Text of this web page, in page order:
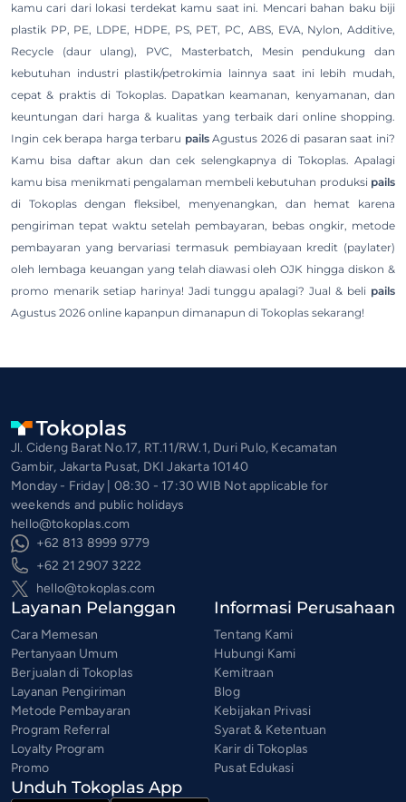
kamu cari dari lokasi terdekat kamu saat ini. Mencari bahan baku biji
plastik PP, PE, LDPE, HDPE, PS, PET, PC, ABS, EVA, Nylon, Additive,
Recycle (daur ulang), PVC, Masterbatch, Mesin pendukung dan
kebutuhan industri plastik/petrokimia lainnya saat ini lebih mudah,
cepat & praktis di Tokoplas. Dapatkan keamanan, kenyamanan, dan
keuntungan dari harga & kualitas yang terbaik dari online shopping.
Ingin cek berapa harga terbaru pailsAgustus 2026 di pasaran saat ini?
Kamu bisa daftar akun dan cek selengkapnya di Tokoplas. Apalagi
kamu bisa menikmati pengalaman membeli kebutuhan produksi pails
di Tokoplas dengan fleksibel, menyenangkan, dan hemat karena
pengiriman tepat waktu setelah pembayaran, bebas ongkir, metode
pembayaran yang bervariasi termasuk pembiayaan kredit (paylater)
oleh lembaga keuangan yang telah diawasi oleh OJK hingga diskon &
promo menarik setiap harinya! Jadi tunggu apalagi? Jual & beli pails
Agustus 2026 online kapanpun dimanapun di Tokoplas sekarang!
Jl. Cideng Barat No.17, RT.11/RW.1, Duri Pulo, Kecamatan
Gambir, Jakarta Pusat, DKI Jakarta 10140
Monday - Friday | 08:30 - 17:30 WIB Not applicable for
weekends and public holidays
hello@tokoplas.com
+62 813 8999 9779
+62 21 2907 3222
hello@tokoplas.com
Layanan Pelanggan
Cara Memesan
Pertanyaan Umum
Berjualan di Tokoplas
Layanan Pengiriman
Metode Pembayaran
Program Referral
Loyalty Program
Promo
Informasi Perusahaan
Tentang Kami
Hubungi Kami
Kemitraan
Blog
Kebijakan Privasi
Syarat & Ketentuan
Karir di Tokoplas
Pusat Edukasi
Unduh Tokoplas App